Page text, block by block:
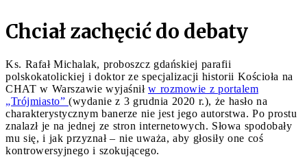
Chciał zachęcić do debaty
Ks. Rafał Michalak, proboszcz gdańskiej parafii
polskokatolickiej i doktor ze specjalizacji historii Kościoła na
CHAT w Warszawie wyjaśnił w rozmowie z portalem
„Trójmiasto” (wydanie z 3 grudnia 2020 r.), że hasło na
charakterystycznym banerze nie jest jego autorstwa. Po prostu
znalazł je na jednej ze stron internetowych. Słowa spodobały
mu się, i jak przyznał – nie uważa, aby głosiły one coś
kontrowersyjnego i szokującego.